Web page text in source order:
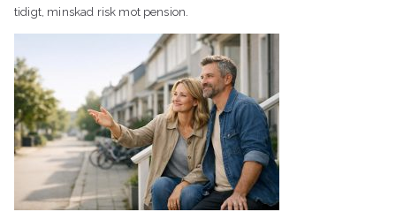
tidigt, minskad risk mot pension.